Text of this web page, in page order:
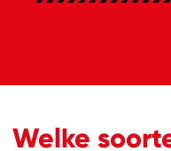
Welke